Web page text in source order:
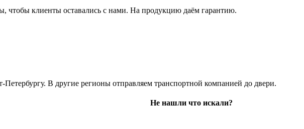
клиенты оставались с нами. На продукцию даём гарантию.
В другие регионы отправляем транспортной компанией до двери.
Не нашли что искали?